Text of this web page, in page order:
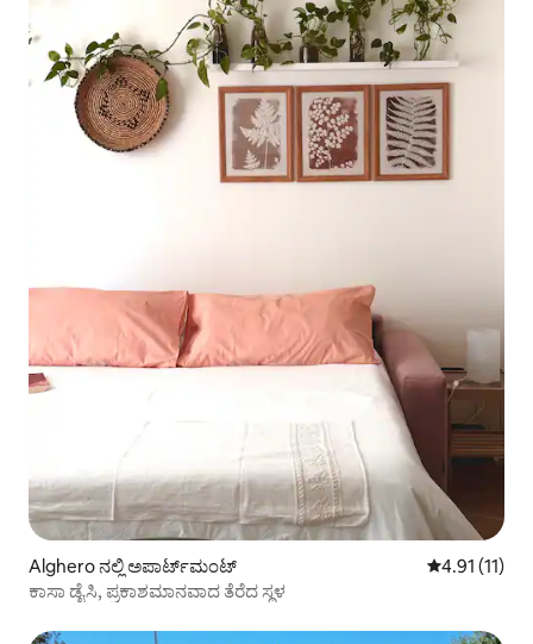
Alghero ನಲ್ಲಿ ಅಪಾರ್ಟ್‌ಮಂಟ್ 5 ರಲ್ಲಿ 4.91
4.91 (11)
ಕಾಸಾ ಡೈಸಿ, ಪ್ರಕಾಶಮಾನವಾದ ತೆರೆದ ಸ್ಥಳ